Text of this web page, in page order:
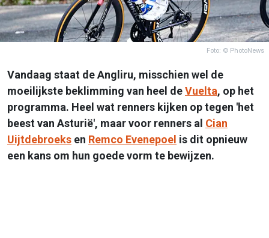
Foto: © PhotoNews
Vandaag staat de Angliru, misschien wel de
moeilijkste beklimming van heel deVuelta, op het
programma. Heel wat renners kijken op tegen 'het
beest van Asturië', maar voor renners al Cian
Uijtdebroeks en Remco Evenepoel is dit opnieuw
een kans om hun goede vorm te bewijzen.